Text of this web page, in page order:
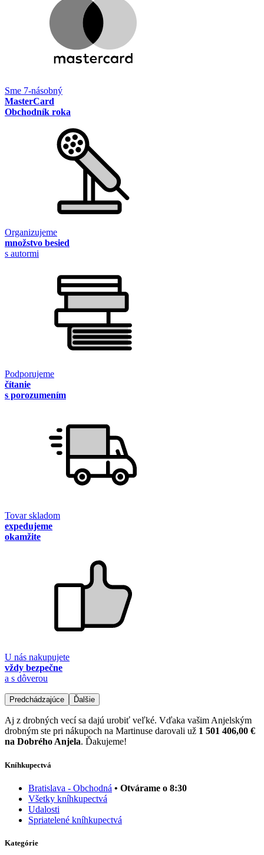
Sme 7-násobný
MasterCard
Obchodník roka
Organizujeme
množstvo besied
s autormi
Podporujeme
čítanie
s porozumením
Tovar skladom
expedujeme
okamžite
U nás nakupujete
vždy bezpečne
a s dôverou
Predchádzajúce Ďalšie
Aj z drobných vecí sa dajú urobiť veľké. Vďaka vašim Anjelským
drobným ste pri nákupoch na Martinuse darovali už 1 501 406,00 €
na Dobrého Anjela. Ďakujeme!
Kníhkupectvá
Bratislava - Obchodná • Otvárame o 8:30
Všetky kníhkupectvá
Udalosti
Spriatelené kníhkupectvá
Kategórie